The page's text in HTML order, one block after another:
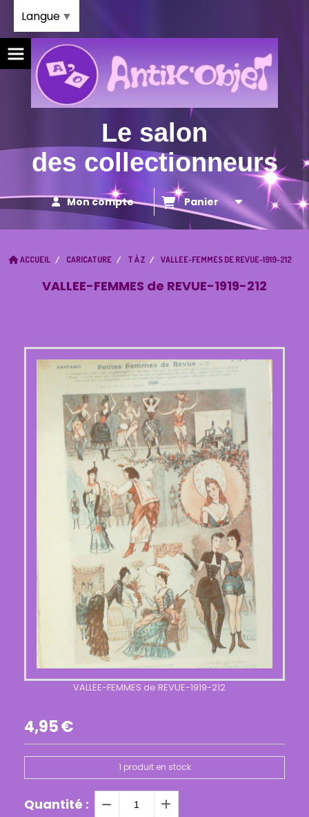
Le salon
des collectionneurs
Mon compte Panier
ACCUEIL CARICATURE T À Z VALLEE-FEMMES DE REVUE-1919-212
VALLEE-FEMMES de REVUE-1919-212
VALLEE-FEMMES de REVUE-1919-212
4,95€
1 produit en stock
Quantité :
Langue ▼